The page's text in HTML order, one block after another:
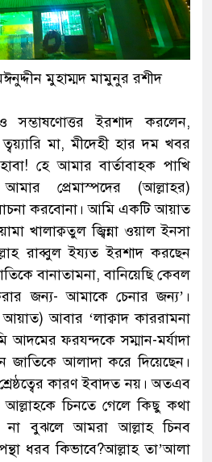
মুহাম্মদ মামুনুর রশীদ
ইরশাদ করলেন,
মা, মীদেহী হার দম খবর
হে আমার বার্তাবাহক পাখি
প্রেমাস্পদের (আল্লাহর)
করবোনা। আমি একটি আয়াত
খালাক্বতুল জ্বিন্না ওয়াল ইনসা
রাব্বুল ইয্যত ইরশাদ করছেন
বানাতামনা, বানিয়েছি কেবল
জন্য- আমাকে চেনার জন্য’।
আবার ‘লাক্বাদ কাররামনা
ফরযন্দকে সম্মান-মর্যাদা
জাতিকে আলাদা করে দিয়েছেন।
কারণ ইবাদত নয়। অতএব
আল্লাহকে চিনতে গেলে কিছু কথা
বুঝলে আমরা আল্লাহ চিনব
ধরব কিভাবে?আল্লাহ তা’আলা